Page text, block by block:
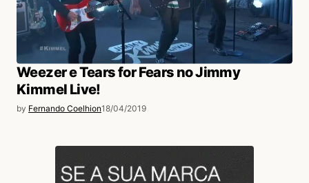
Weezer e Tears for Fears no Jimmy
Kimmel Live!
by Fernando Coelhion18/04/2019